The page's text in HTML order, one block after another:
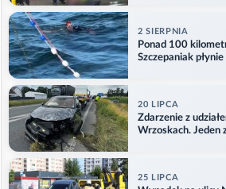
2 SIERPNIA
Ponad 100
Szczepaniak
20 LIPCA
Zdarzenie z
Wrzoskach. Jeden
25 LIPCA